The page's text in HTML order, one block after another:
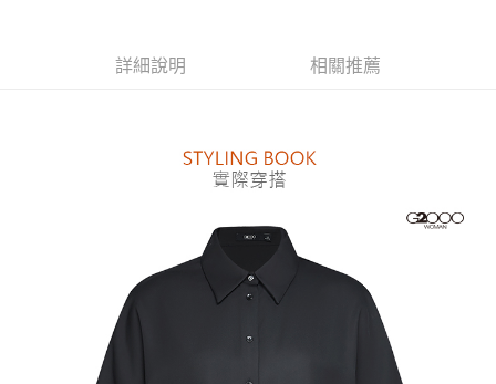
１．簡單：不需註冊會員、不需綁卡、不需儲值。
【「AFTEE先享後付」結帳流程】
１．於結帳方式選擇「AFTEE先享後付」後，將跳轉至「AFTEE先享後付」
３．收到繳費通知簡訊後14天內，點擊此簡訊中的連結，可透過四大超商／
ATM／網路銀行／等多元方式進行付款，方視為交易完成。
※ 請注意：結帳手續完成當下不需立刻繳費，但若您需要取消訂單，請聯絡
購買商品的店家。未經商家同意取消之訂單仍視為有效，需透過AFTEE先享
後付繳納相關費用。
※ 交易是否成功請以「AFTEE先享後付 」之結帳頁面顯示為準，若有關於
是否繳費成功／繳費後需取消欲退款等相關疑問，請聯繫「AFTEE先享後付
客戶支援中心」
https://netprotections.freshdesk.com/support/home
每筆NT$80，滿NT$1,500(含以上)免運費
每筆NT$80，滿NT$1,500(含以上)免運費
每筆NT$80，滿NT$1,500(含以上)免運費
每筆NT$120，滿NT$1,500(含以上)免運費
詳細說明 相關推薦